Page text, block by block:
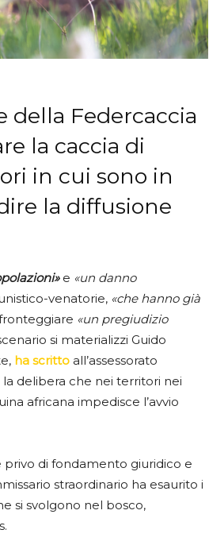
della Federcaccia
la caccia di
in cui sono in
la diffusione
e «un danno
venatorie, «che hanno già
«un pregiudizio
si materializzi Guido
ha scritto all’assessorato
delibera che nei territori nei
africana impedisce l’avvio
di fondamento giuridico e
straordinario ha esaurito i
si svolgono nel bosco,